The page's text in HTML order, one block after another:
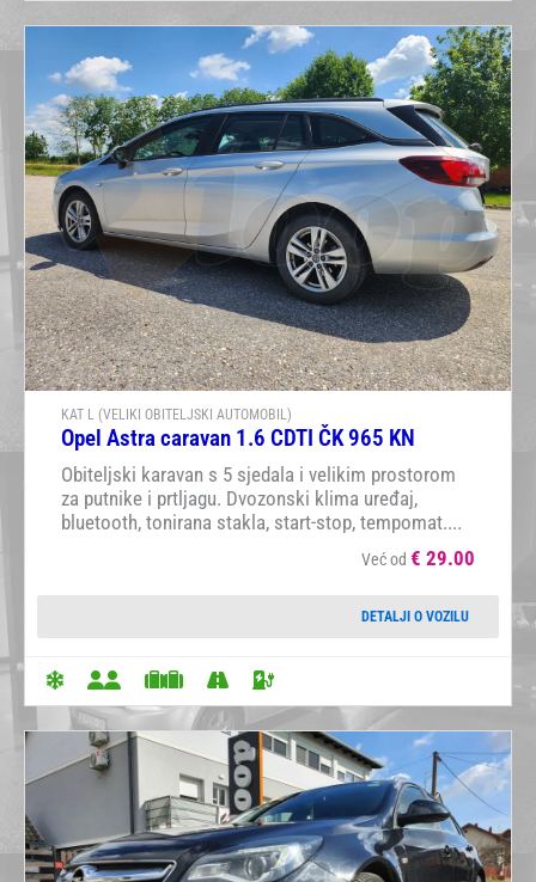
KAT L (VELIKI OBITELJSKI AUTOMOBIL)
Opel Astra caravan 1.6 CDTI ČK 965 KN
Obiteljski karavan s 5 sjedala i velikim prostorom
za putnike i prtljagu. Dvozonski klima uređaj,
bluetooth, tonirana stakla, start-stop, tempomat....
Već od € 29.00
DETALJI O VOZILU